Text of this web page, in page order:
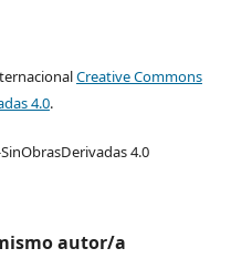
Creative Commons
4.0.
4.0
autor/a